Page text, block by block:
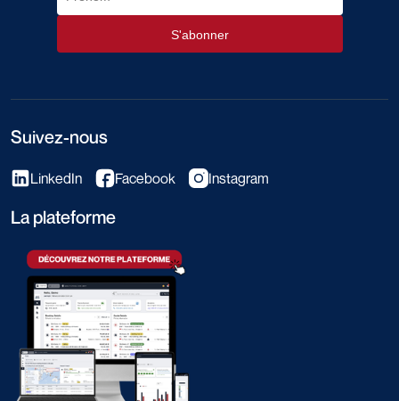
Suivez-nous
LinkedIn Facebook Instagram
La plateforme